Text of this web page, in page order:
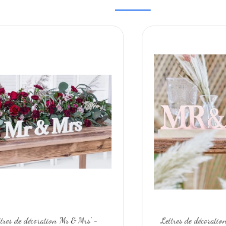
de décoration 'Mr & Mrs' -
Lettres de